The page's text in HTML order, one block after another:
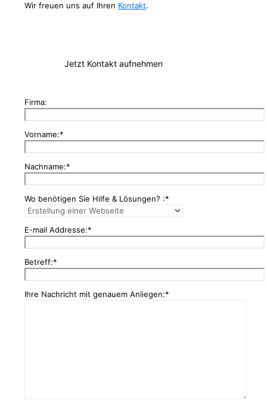
Wir freuen uns auf Ihren Kontakt.
Jetzt Kontakt aufnehmen
Firma:
Vorname:*
Nachname:*
Wo benötigen Sie Hilfe & Lösungen? :*
E-mail Addresse:*
Betreff:*
Ihre Nachricht mit genauem Anliegen:*